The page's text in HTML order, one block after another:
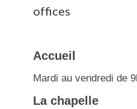
offices
Accueil
Mardi au vendredi de
La chapelle